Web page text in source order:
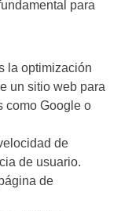
para
la optimización
un sitio web para
como Google o
de
de usuario.
de